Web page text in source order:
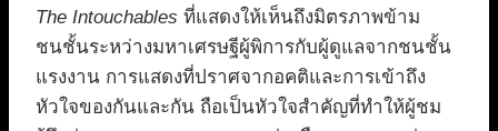
The Intouchables ที่แสดงให้เห็นถึงมิตรภาพข้าม
ชนชั้นระหว่างมหาเศรษฐีผู้พิการกับผู้ดูแลจากชนชั้น
แรงงาน การแสดงที่ปราศจากอคติและการเข้าถึง
หัวใจของกันและกัน ถือเป็นหัวใจสำคัญที่ทำให้ผู้ชม